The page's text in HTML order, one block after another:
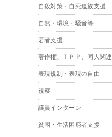
自殺対策・自死遺族支援
自然・環境・騒音等
若者支援
著作権、ＴＰＰ、同人関連
表現規制・表現の自由
視察
議員インターン
貧困・生活困窮者支援